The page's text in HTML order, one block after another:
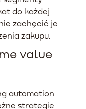
do każdej
zachęcić je
zakupu.
value
automation
strategie